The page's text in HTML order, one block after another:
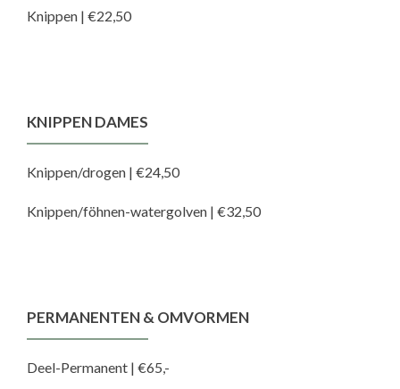
Knippen | €22,50
KNIPPEN DAMES
Knippen/drogen | €24,50
Knippen/föhnen-watergolven | €32,50
PERMANENTEN & OMVORMEN
Deel-Permanent | €65,-